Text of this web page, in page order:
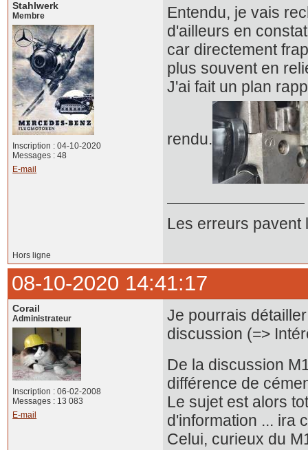
Stahlwerk
Membre
Inscription : 04-10-2020
Messages : 48
E-mail
Entendu, je vais
d'ailleurs en
car directement
plus souvent en
J'ai fait un plan
rendu.
Les erreurs pavent
Hors ligne
08-10-2020 14:41:17
Corail
Administrateur
Inscription : 06-02-2008
Messages : 13 083
E-mail
Je pourrais
discussion (=>
De la discussion
différence de
Le sujet est alors
d'information ... ira
Celui, curieux du